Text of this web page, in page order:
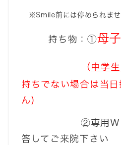
※Smile前には停められませ
持ち物：①母
（ 中学
持ちでない場合は当
ん)
②専用Ｗ
答してご来院下さい